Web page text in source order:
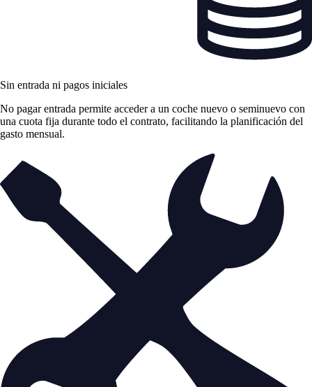
Sin entrada ni pagos iniciales
No pagar entrada permite acceder a un coche nuevo o seminuevo con
una cuota fija durante todo el contrato, facilitando la planificación del
gasto mensual.